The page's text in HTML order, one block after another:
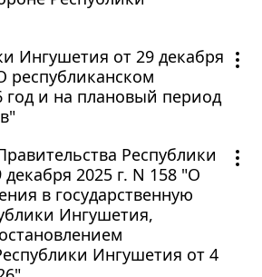
Ингушетия от 29 декабря
республиканском
год и на плановый период
Республики
2025 г. N 158 "О
в государственную
Ингушетия,
Ингушетия от 4